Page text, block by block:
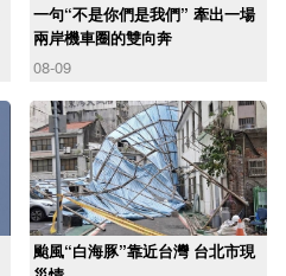
一句“不是你們是我們” 牽出一場
兩岸機車圈的雙向奔
08-09
颱風“白海豚”靠近台灣 台北市現